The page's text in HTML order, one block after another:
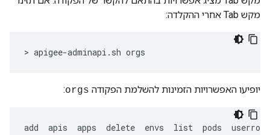
מקש Tab אחרי ההקלדה:
> apigee-adminapi.sh orgs
יופיעו האפשרויות הזמינות להשלמת הפקודה orgs
:
add  apis  apps  delete  envs  list  pods